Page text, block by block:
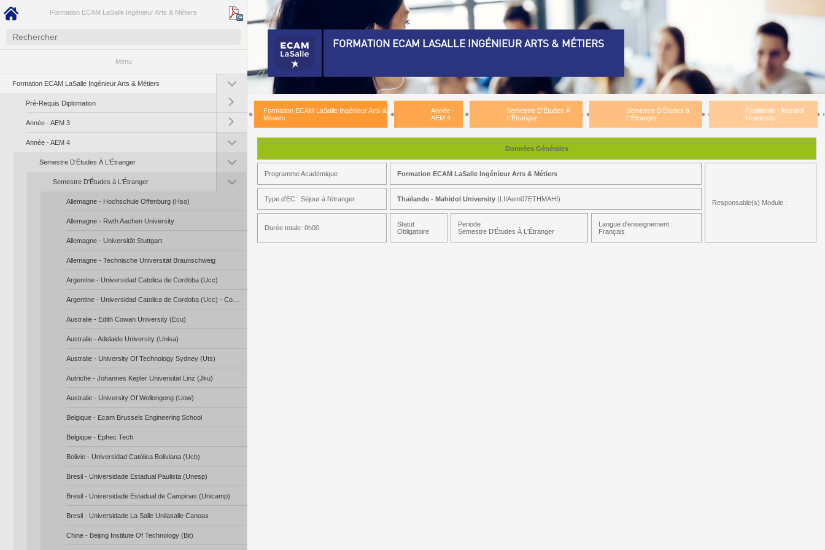
Formation ECAM LaSalle Ingénieur Arts & Métiers
Menu
Toggle submenu (Formation ECAM LaSalle Ingénieur Arts & Métiers)
Formation ECAM LaSalle Ingénieur Arts & Métiers
Toggle submenu (Pré-Requis Diplomation)
Pré-Requis Diplomation
Toggle submenu (Année - AEM 3)
Année - AEM 3
Toggle submenu (Année - AEM 4)
Année - AEM 4
Semestre D'Études À L'Étranger
Toggle submenu (Semestre D'Études à L'Étranger)
Semestre D'Études à L'Étranger
Allemagne - Hochschule Offenburg (Hso)
Allemagne - Rwth Aachen University
Allemagne - Universität Stuttgart
Allemagne - Technische Universität Braunschweig
Argentine - Universidad Catolica de Cordoba (Ucc)
Australie - Edith Cowan University (Ecu)
Australie - Adelaide University (Unisa)
Australie - University Of Technology Sydney (Uts)
Autriche - Johannes Kepler Universität Linz (Jku)
Australie - University Of Wollongong (Uow)
Belgique - Ecam Brussels Engineering School
Belgique - Ephec Tech
Bolivie - Universidad Católica Boliviana (Ucb)
Bresil - Universidade Estadual Paulista (Unesp)
Bresil - Universidade Estadual de Campinas (Unicamp)
Bresil - Universidade La Salle Unilasalle Canoas
Chine - Beijing Institute Of Technology (Bit)
FORMATION ECAM LASALLE INGÉNIEUR ARTS & MÉTIERS
Formation ECAM LaSalle Ingénieur Arts &
Métiers
Année -
AEM 4
Semestre D'Études À
L'Étranger
Semestre D'Études à
L'Étranger
Thaïlande - Mahidol
University
Données Générales
Programme Académique Formation ECAM LaSalle Ingénieur Arts & Métiers
Responsable(s) Module :
Type d'EC : Séjour à l'étranger Thaïlande - Mahidol University (LIIAem07ETHMAHI)
Durée totale: 0h00
Statut
Obligatoire
Periode
Semestre D'Études À L'Étranger
Langue d'enseignement :
Français